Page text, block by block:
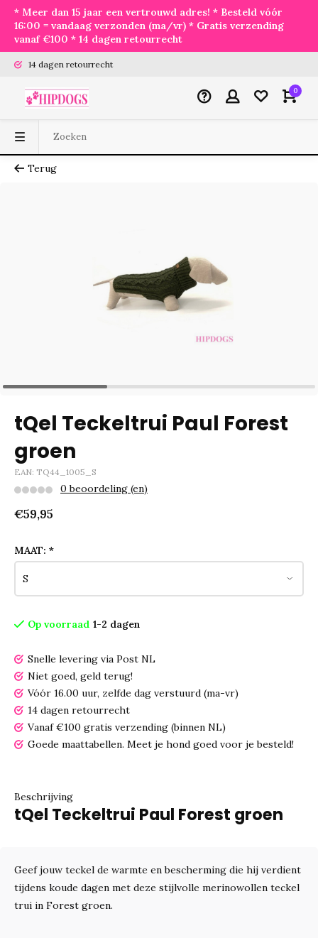
* Meer dan 15 jaar een vertrouwd adres! * Besteld vóór
16:00 = vandaag verzonden (ma/vr) * Gratis verzending
vanaf €100 * 14 dagen retourrecht
14 dagen retourrecht
0
Terug
tQel Teckeltrui Paul Forest
groen
EAN: TQ44_1005_S
0 beoordeling (en)
€59,95
MAAT: *
Op voorraad 1-2 dagen
Snelle levering via Post NL
Niet goed, geld terug!
Vóór 16.00 uur, zelfde dag verstuurd (ma-vr)
14 dagen retourrecht
Vanaf €100 gratis verzending (binnen NL)
Goede maattabellen. Meet je hond goed voor je besteld!
Beschrijving
tQel Teckeltrui Paul Forest groen
Geef jouw teckel de warmte en bescherming die hij verdient
tijdens koude dagen met deze stijlvolle merinowollen teckel
trui in Forest groen.